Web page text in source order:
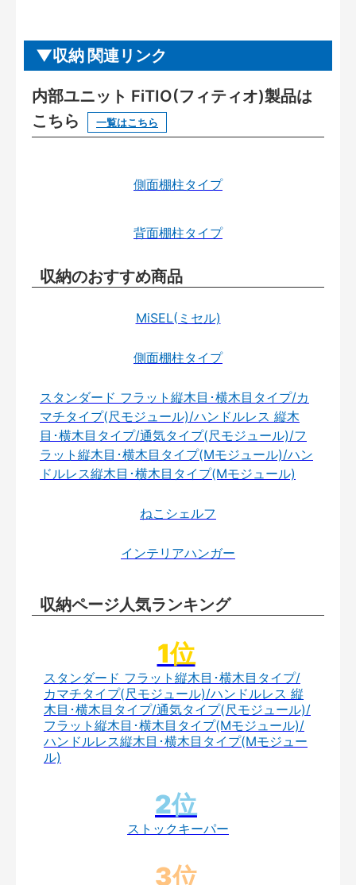
収納 関連リンク
内部ユニット FiTIO(フィティオ)製品は
こちら
一覧はこちら
側面棚柱タイプ
背面棚柱タイプ
収納のおすすめ商品
MiSEL(ミセル)
側面棚柱タイプ
スタンダード フラット縦木目･横木目タイプ/カ
マチタイプ(尺モジュール)/ハンドルレス 縦木
目･横木目タイプ/通気タイプ(尺モジュール)/フ
ラット縦木目･横木目タイプ(Mモジュール)/ハン
ドルレス縦木目･横木目タイプ(Mモジュール)
ねこシェルフ
インテリアハンガー
収納ページ人気ランキング
スタンダード フラット縦木目･横木目タイプ/
カマチタイプ(尺モジュール)/ハンドルレス 縦
木目･横木目タイプ/通気タイプ(尺モジュール)/
フラット縦木目･横木目タイプ(Mモジュール)/
ハンドルレス縦木目･横木目タイプ(Mモジュー
ル)
ストックキーパー